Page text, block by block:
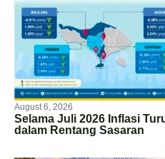
August 6, 2026
Selama Juli 2026 Inflasi
dalam Rentang Sasaran